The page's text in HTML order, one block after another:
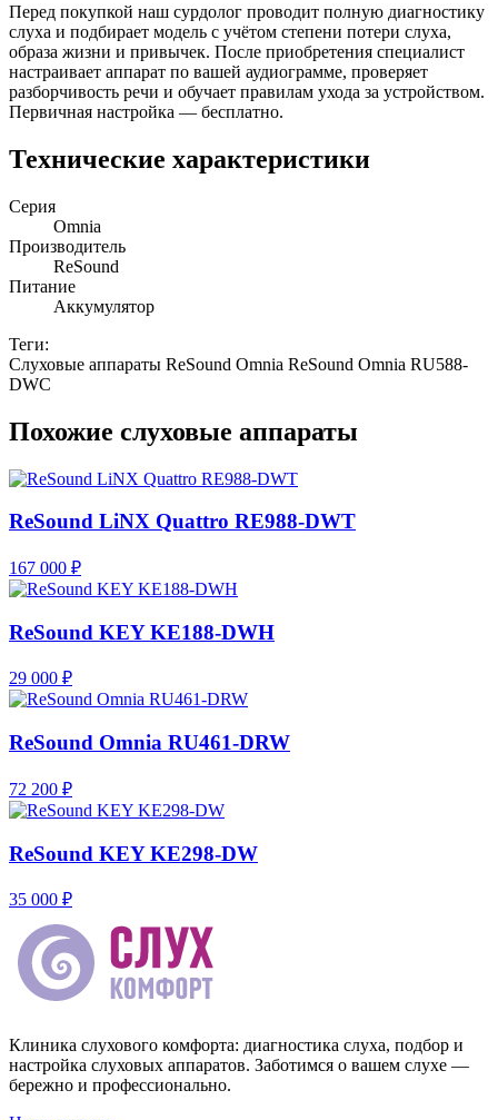
Перед покупкой наш сурдолог проводит полную диагностику
слуха и подбирает модель с учётом степени потери слуха,
образа жизни и привычек. После приобретения специалист
настраивает аппарат по вашей аудиограмме, проверяет
разборчивость речи и обучает правилам ухода за устройством.
Первичная настройка — бесплатно.
Технические характеристики
Серия
Omnia
Производитель
ReSound
Питание
Аккумулятор
Теги:
Слуховые аппараты ReSound Omnia ReSound Omnia RU588-
DWC
Похожие слуховые аппараты
ReSound LiNX Quattro RE988-DWT
167 000 ₽
ReSound KEY KE188-DWH
29 000 ₽
ReSound Omnia RU461-DRW
72 200 ₽
ReSound KEY KE298-DW
35 000 ₽
Клиника слухового комфорта: диагностика слуха, подбор и
настройка слуховых аппаратов. Заботимся о вашем слухе —
бережно и профессионально.